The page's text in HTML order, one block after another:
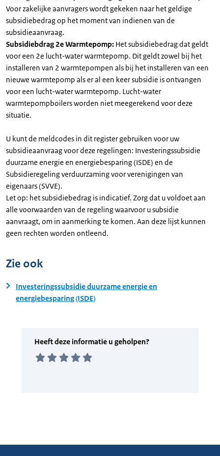
Voor zakelijke aanvragers wordt gekeken naar het geldige
subsidiebedrag op het moment van indienen van de
subsidieaanvraag.
Subsidiebdrag 2e Warmtepomp: Het subsidiebedrag dat geldt
voor een 2e lucht-water warmtepomp. Dit geldt zowel bij het
installeren van 2 warmtepompen als bij het installeren van een
nieuwe warmtepomp als er al een keer subsidie is ontvangen
voor een lucht-water warmtepomp. Lucht-water
warmtepompboilers worden niet meegerekend voor deze
situatie.
U kunt de meldcodes in dit register gebruiken voor uw
subsidieaanvraag voor deze regelingen: Investeringssubsidie
duurzame energie en energiebesparing (ISDE) en de
Subsidieregeling verduurzaming voor verenigingen van
eigenaars (SVVE).
Let op: het subsidiebedrag is indicatief. Zorg dat u voldoet aan
alle voorwaarden van de regeling waarvoor u subsidie
aanvraagt, om in aanmerking te komen. Aan deze lijst kunnen
geen rechten worden ontleend.
Zie ook
Investeringssubsidie duurzame energie en
energiebesparing (ISDE)